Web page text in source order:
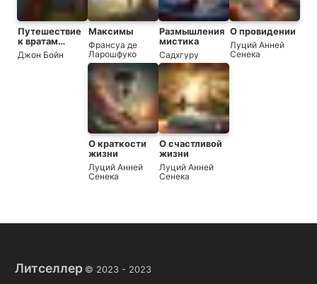
Путешествие
к вратам
мудрости
Джон Бойн
Максимы
Франсуа де
Ларошфуко
Размышления
мистика
Садхгуру
О провидении
Луций Анней
Сенека
О краткости
жизни
Луций Анней
Сенека
О счастливой
жизни
Луций Анней
Сенека
Литселлер © 2023 - 2023